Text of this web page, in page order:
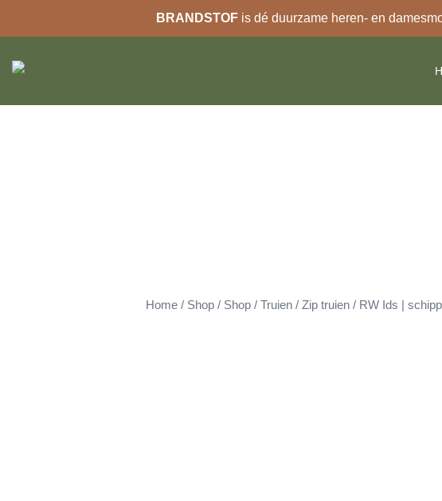
BRANDSTOFis dé duurzame heren- en
naar
inhoud
Home / Shop / Shop / Truien / Zip truien / RW Ids |